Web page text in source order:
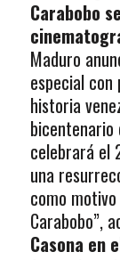
Carabobo
Maduro
especial
historia
bicentenario
celebrará el
una
como
Carabobo”,
Casona en